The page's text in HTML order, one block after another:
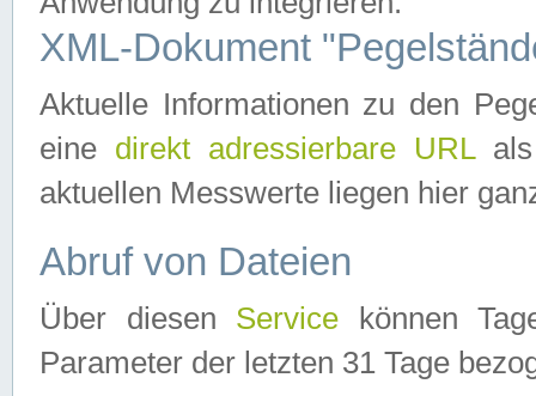
XML-Dokument
Aktuelle Informationen zu den
eine direkt adressierbare URLals
aktuellen Messwerte liegen hier
Abruf von Dateien
Über diesen Service können
Parameter der letzten 31 Tage